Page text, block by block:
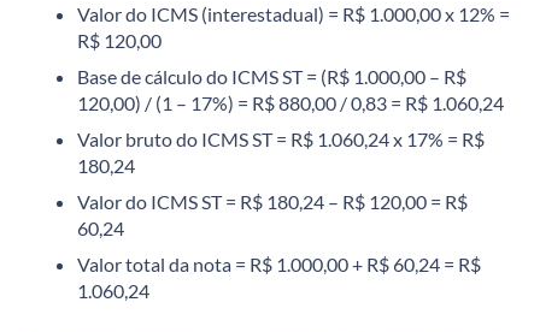
Valor do ICMS (interestadual) = R$ 1.000,00 x 12% =
R$ 120,00
Base de cálculo do ICMS ST = (R$ 1.000,00 – R$
120,00) / (1 – 17%) = R$ 880,00 / 0,83 = R$ 1.060,24
Valor bruto do ICMS ST = R$ 1.060,24 x 17% = R$
180,24
Valor do ICMS ST = R$ 180,24 – R$ 120,00 = R$
60,24
Valor total da nota = R$ 1.000,00 + R$ 60,24 = R$
1.060,24